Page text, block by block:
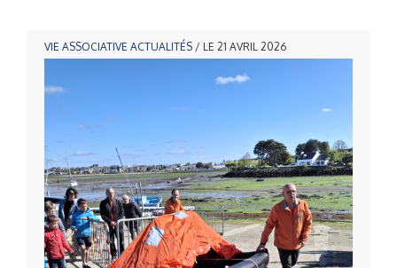
VIE ASSOCIATIVE ACTUALITÉS / LE 21 AVRIL 2026